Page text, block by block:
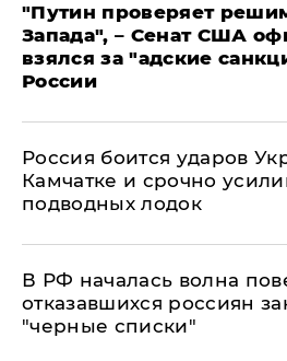
"Путин проверяет
Запада", – Сенат США
взялся за "адские
России
Россия боится ударов
Камчатке и срочно
подводных лодок
​В РФ началась волна
отказавшихся россиян
"черные списки"